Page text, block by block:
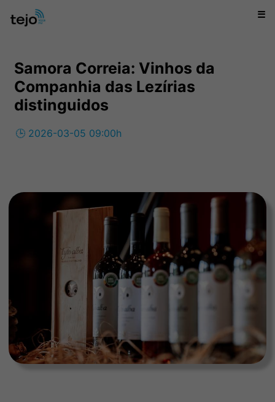
☰
Samora Correia: Vinhos da
Companhia das Lezírias
distinguidos
🕒 2026-03-05 09:00h